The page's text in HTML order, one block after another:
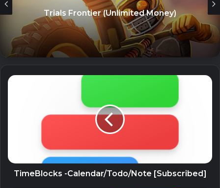
Menu, High Damage/Defense)
26 July, 2023
Land of Legends: Island
WhatsApp giữa Android và iPhone
26 July, 2023
Trials Frontier (Unlimited Money)
TimeBlocks -Calendar/Todo/Note [Subscribed]